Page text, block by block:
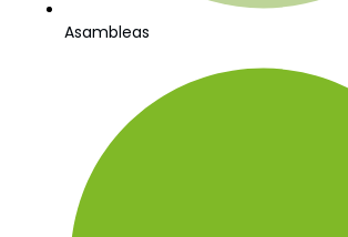
Asambleas